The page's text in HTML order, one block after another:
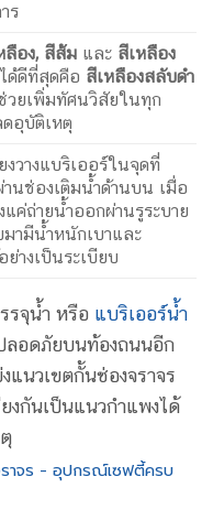
ร
ลือง, สีส้ม และ สีเหลือง
ด้ดีที่สุดคือ สีเหลืองสลับดำ
วยเพิ่มทัศนวิสัยในทุก
อุบัติเหตุ
งวางแบริเออร์ในจุดที่
านช่องเติมน้ำด้านบน เมื่อ
แค่ถ่ายน้ำออกผ่านรูระบาย
ามีน้ำหนักเบาและ
างเป็นระเบียบ
รจุน้ำ หรือ แบริเออร์น้ำ
ลอดภัยบนท้องถนนอีก
นวเขตกั้นช่องจราจร
งกันเป็นแนวกำแพงได้
าจร - อุปกรณ์เซฟตี้ครบ